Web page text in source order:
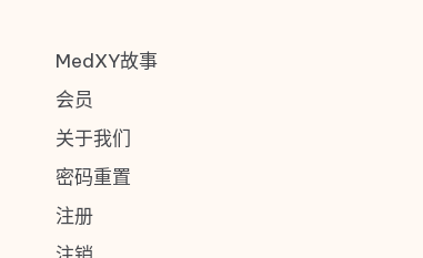
MedXY故事
会员
关于我们
密码重置
注册